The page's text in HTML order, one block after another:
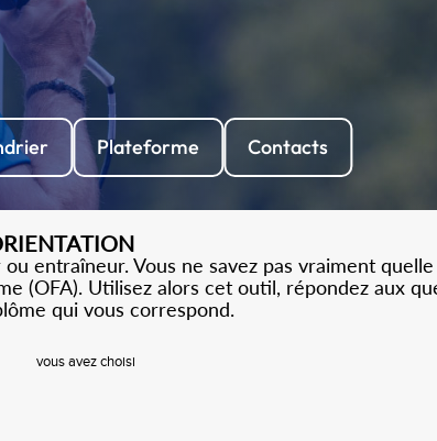
Plateforme Contacts
entraîneur. Vous ne savez pas vraiment
(OFA). Utilisez alors cet outil, répondez aux
qui vous correspond.
vous avez choisi